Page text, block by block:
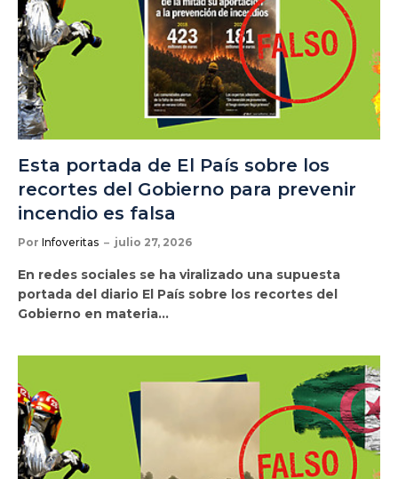
Esta portada de El País sobre los
recortes del Gobierno para prevenir
incendio es falsa
Por Infoveritas julio 27, 2026
En redes sociales se ha viralizado una supuesta
portada del diario El País sobre los recortes del
Gobierno en materia…